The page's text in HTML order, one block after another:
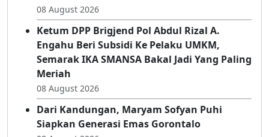
Pertumbuhan Ekonomi Gorontalo Tertinggi
Di Sulawesi, BPS: Tumbuh 6,20 Persen Pada
Triwulan II 2026
08 August 2026
Ketum DPP Brigjend Pol Abdul Rizal A.
Engahu Beri Subsidi Ke Pelaku UMKM,
Semarak IKA SMANSA Bakal Jadi Yang Paling
Meriah
08 August 2026